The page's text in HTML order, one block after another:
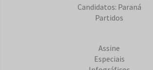
Candidatos: Paraná
Partidos
Assine
Especiais